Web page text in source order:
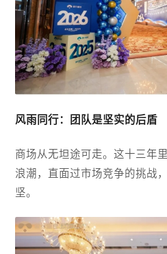
风雨同行：团队是坚实的后盾
商场从无坦途可走。这十三年
浪潮，直面过市场竞争的挑战
坚。